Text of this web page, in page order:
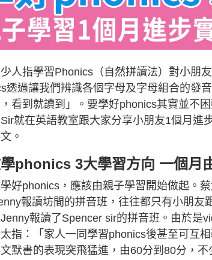
人指學習Phonics（自然拼讀法）對小朋
透過讓我們辨識各個字母及字母組合的發
看到就讀到」。要學好phonics其實並不
就在英語教室跟大家分享小朋友1個月進
。
phonics 3大學習方向 一個月
好phonics，應該由親子學習開始做起。
報讀坊間的拼音班，往往都只有小朋友
報讀了Spencer sir的拼音班。由於是
指：「家人一同學習phonics後甚至可互
默書的表現突飛猛進，由60分到80分，